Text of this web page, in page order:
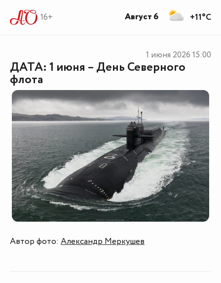
16+
ДАТА: 1 июня – День Северного
флота
1 июня 2026 15:00
Автор фото: Александр Меркушев
+11°C
Август 6